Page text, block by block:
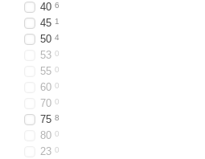
40 6
45 1
50 4
53 0
55 0
60 0
70 0
75 8
80 0
23 0